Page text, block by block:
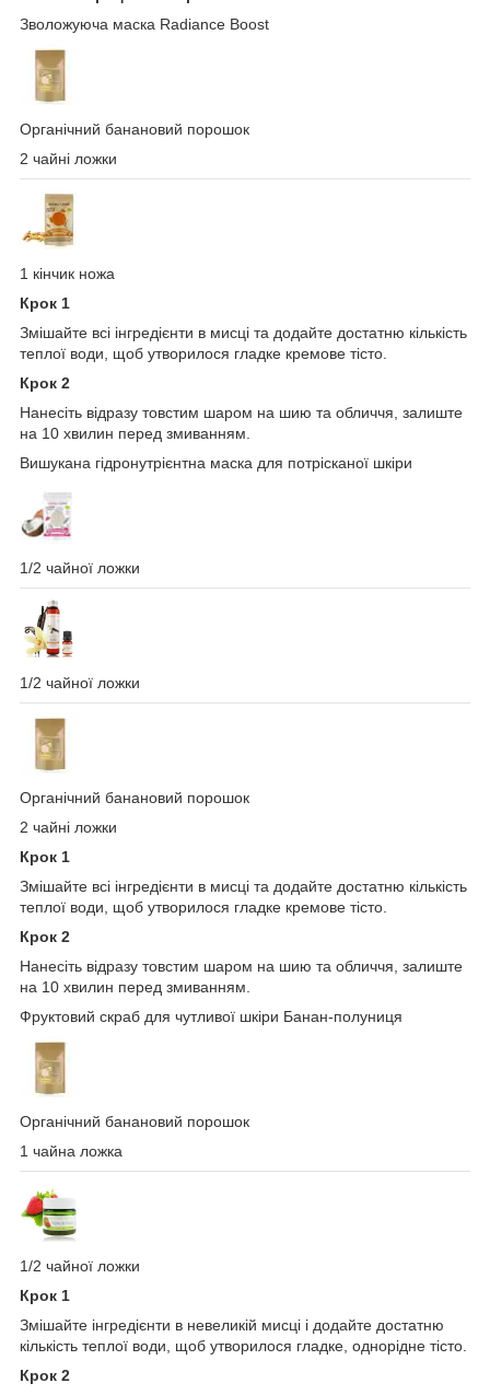
Зволожуюча маска Radiance Boost
Органічний банановий порошок
2 чайні ложки
1 кінчик ножа
Крок 1
Змішайте всі інгредієнти в мисці та додайте достатню кількість
теплої води, щоб утворилося гладке кремове тісто.
Крок 2
Нанесіть відразу товстим шаром на шию та обличчя, залиште
на 10 хвилин перед змиванням.
Вишукана гідронутрієнтна маска для потрісканої шкіри
1/2 чайної ложки
1/2 чайної ложки
Органічний банановий порошок
2 чайні ложки
Крок 1
Змішайте всі інгредієнти в мисці та додайте достатню кількість
теплої води, щоб утворилося гладке кремове тісто.
Крок 2
Нанесіть відразу товстим шаром на шию та обличчя, залиште
на 10 хвилин перед змиванням.
Фруктовий скраб для чутливої шкіри Банан-полуниця
Органічний банановий порошок
1 чайна ложка
1/2 чайної ложки
Крок 1
Змішайте інгредієнти в невеликій мисці і додайте достатню
кількість теплої води, щоб утворилося гладке, однорідне тісто.
Крок 2